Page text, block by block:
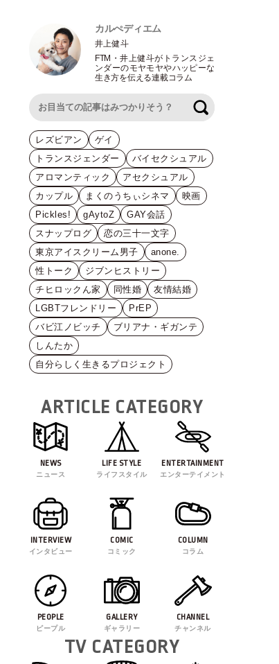
カルぺディエム
井上健斗
FTM ・井上健斗がトランスジェ
ンダーのモヤモヤやハッピーな
生き方を伝える連載コラム
レズビアン
ゲイ
トランスジェンダー
バイセクシュアル
アロマンティック
アセクシュアル
カップル
まくのうちぃシネマ
映画
Pickles!
gAytoZ
GAY会話
スナップログ
恋の三十一文字
東京アイスクリーム男子
anone.
性トーク
ジブンヒストリー
チヒロックん家
同性婚
友情結婚
LGBTフレンドリー
PrEP
バビ江ノビッチ
ブリアナ・ギガンテ
しんたか
自分らしく生きるプロジェクト
ARTICLE CATEGORY
NEWS
ニュース
LIFE STYLE
ライフスタイル
ENTERTAINMENT
エンターテイメント
INTERVIEW
インタビュー
COMIC
コミック
COLUMN
コラム
PEOPLE
ピープル
GALLERY
ギャラリー
CHANNEL
チャンネル
TV CATEGORY